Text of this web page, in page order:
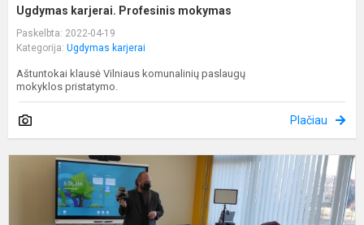
Ugdymas karjerai. Profesinis mokymas
Paskelbta: 2022-04-19
Kategorija: Ugdymas karjerai
Aštuntokai klausė Vilniaus komunalinių paslaugų
mokyklos pristatymo.
Plačiau